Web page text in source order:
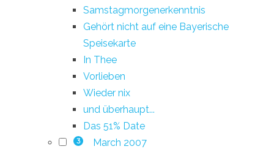
Samstagmorgenerkenntnis
Gehört nicht auf eine Bayerische
Speisekarte
In Thee
Vorlieben
Wieder nix
und überhaupt...
Das 51% Date
3 March 2007